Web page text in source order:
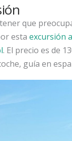
que
esta excursión
. El precio es de
guía en